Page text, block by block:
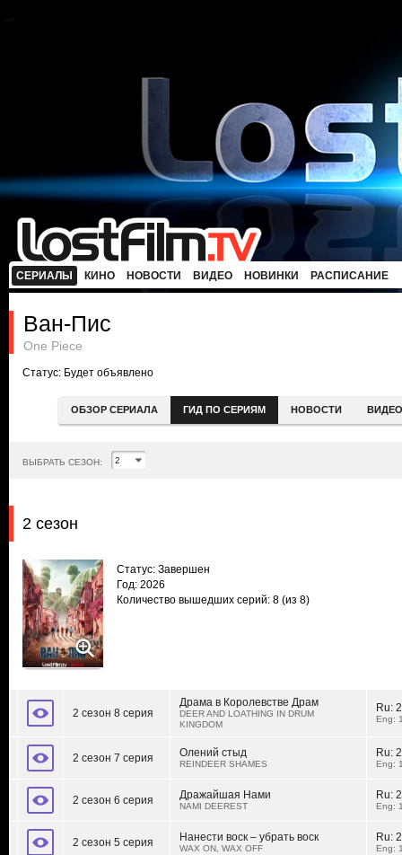
СЕРИАЛЫ КИНО НОВОСТИ ВИДЕО НОВИНКИ РАСПИСАНИЕ
Ван-Пис
One Piece
Статус: Будет объявлено
ОБЗОР СЕРИАЛА ГИД ПО СЕРИЯМ НОВОСТИ ВИДЕО
ВЫБРАТЬ СЕЗОН:
2 сезон
Статус: Завершен
Год: 2026
Количество вышедших серий: 8 (из 8)
2 сезон 8 серия
Драма в Королевстве Драм
DEER AND LOATHING IN DRUM
KINGDOM
Ru:
Eng:
2 сезон 7 серия Олений стыд
REINDEER SHAMES
Ru:
Eng:
2 сезон 6 серия Дражайшая Нами
NAMI DEEREST
Ru:
Eng:
2 сезон 5 серия Нанести воск – убрать воск
WAX ON, WAX OFF
Ru:
Eng: